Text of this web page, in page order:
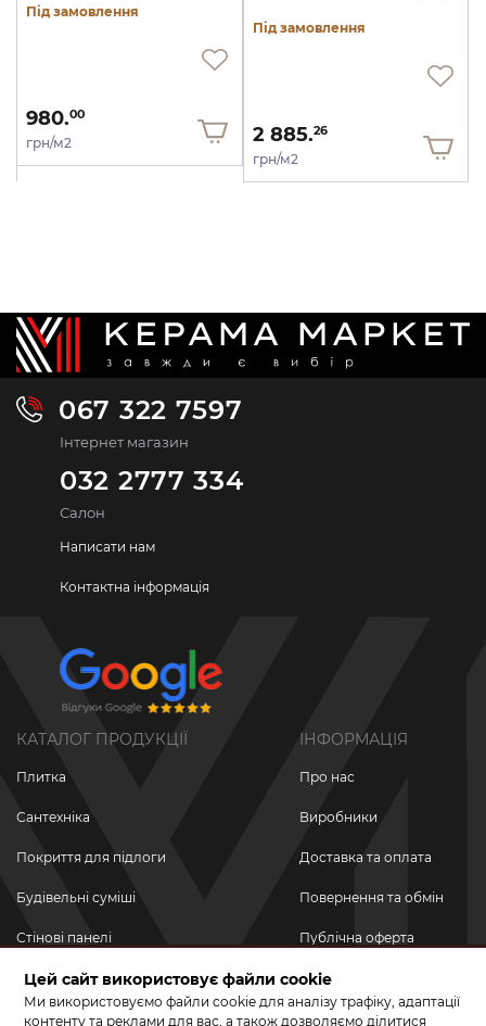
Під замовлення
980.00
грн/м2
Під замовлення
2 885.26
грн/м2
067 322 7597
Інтернет магазин
032 2777 334
Салон
Написати нам
Контактна інформація
КАТАЛОГ ПРОДУКЦІЇ
Плитка
Сантехніка
Покриття для підлоги
Будівельні суміші
Стінові панелі
Новинки
Акційні товари
ІНФОРМАЦІЯ
Про нас
Виробники
Доставка та оплата
Повернення та обмін
Публічна оферта
Політика
конфіденційності
Цей сайт використовує файли cookie
Ми використовуємо файли cookie для аналізу трафіку, адаптації
контенту та реклами для вас, а також дозволяємо ділитися